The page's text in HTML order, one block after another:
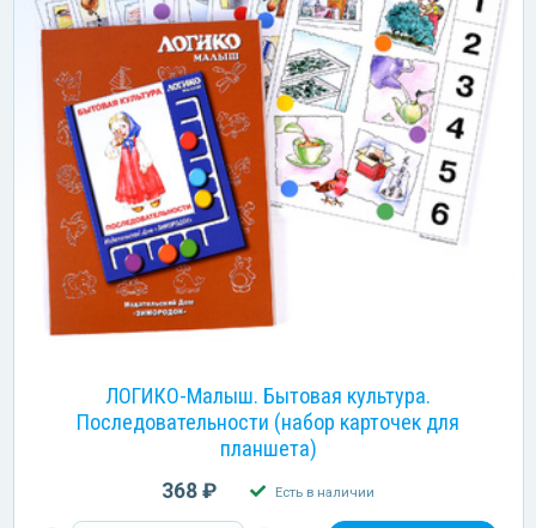
ЛОГИКО-Малыш. Бытовая культура.
Последовательности (набор карточек для
планшета)
368 ₽ Есть в наличии